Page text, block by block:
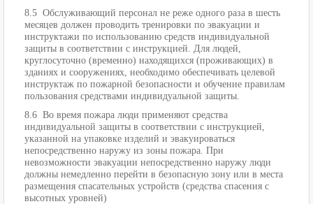
8.5 Обслуживающий персонал не реже одного раза в шесть
месяцев должен проводить тренировки по эвакуации и
инструктажи по использованию средств индивидуальной
защиты в соответствии с инструкцией. Для людей,
круглосуточно (временно) находящихся (проживающих) в
зданиях и сооружениях, необходимо обеспечивать целевой
инструктаж по пожарной безопасности и обучение правилам
пользования средствами индивидуальной защиты.
8.6 Во время пожара люди применяют средства
индивидуальной защиты в соответствии с инструкцией,
указанной на упаковке изделий и эвакуироваться
непосредственно наружу из зоны пожара. При
невозможности эвакуации непосредственно наружу люди
должны немедленно перейти в безопасную зону или в места
размещения спасательных устройств (средства спасения с
высотных уровней)